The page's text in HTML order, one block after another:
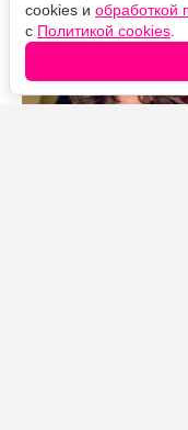
cookies и обработкой
с Политикой cookies